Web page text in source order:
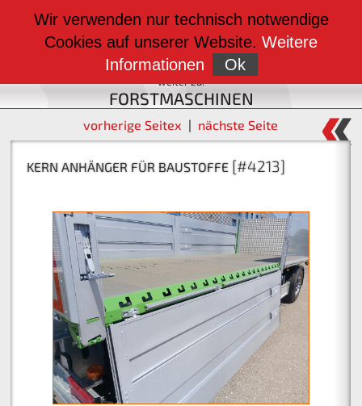
BAUMASCHINEN
weiter zu:
FAHRZEUGBAU
weiter zu:
FORSTMASCHINEN
vorherige Seitex | nächste Seite
KERN ANHÄNGER FÜR BAUSTOFFE [#4213]
KERN RADLADERBOX MIT KLAPPE[#4217]
Wir verwenden nur technisch notwendige
Cookies auf unserer Website. Weitere
Informationen
Ok